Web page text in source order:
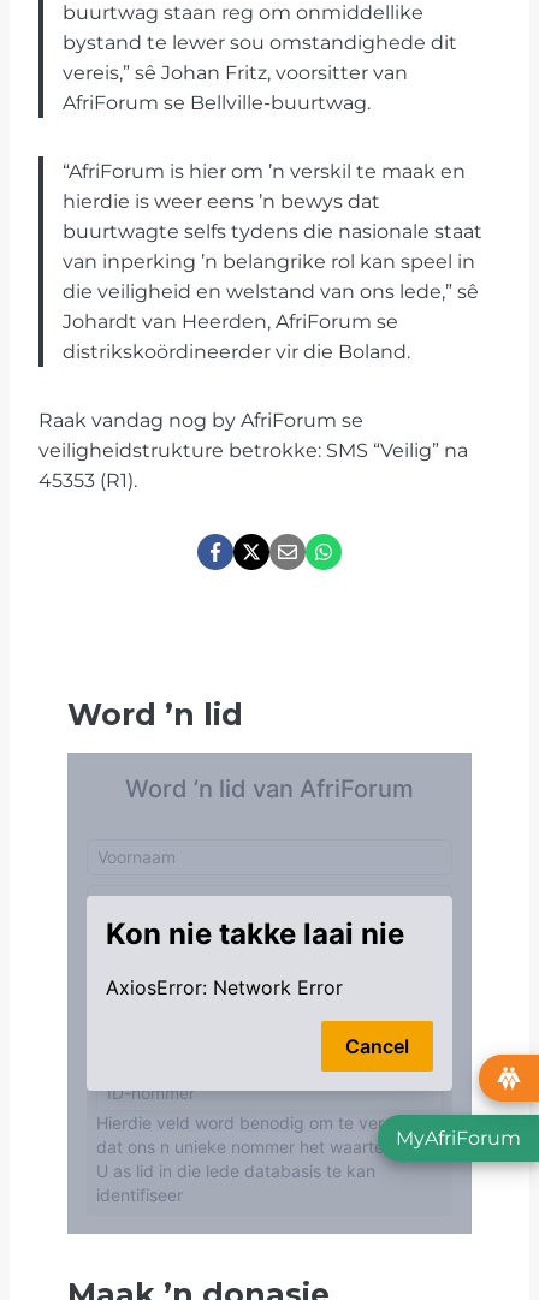
buurtwag staan reg om onmiddellike
bystand te lewer sou omstandighede dit
vereis,” sê Johan Fritz, voorsitter van
AfriForum se Bellville-buurtwag.
“AfriForum is hier om ’n verskil te maak en
hierdie is weer eens ’n bewys dat
buurtwagte selfs tydens die nasionale staat
van inperking ’n belangrike rol kan speel in
die veiligheid en welstand van ons lede,” sê
Johardt van Heerden, AfriForum se
distrikskoördineerder vir die Boland.
Raak vandag nog by AfriForum se
veiligheidstrukture betrokke: SMS “Veilig” na
45353 (R1).
Word ’n lid
MyAfriForum